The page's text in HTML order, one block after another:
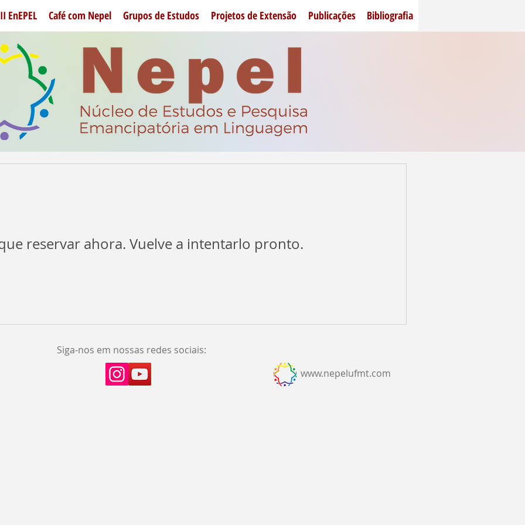
II EnEPEL Café com Nepel Grupos de Estudos Projetos de Extensão Publicações Bibliografia
reservar ahora. Vuelve a intentarlo pronto.
Siga-nos em nossas redes sociais:
www.nepelufmt.com